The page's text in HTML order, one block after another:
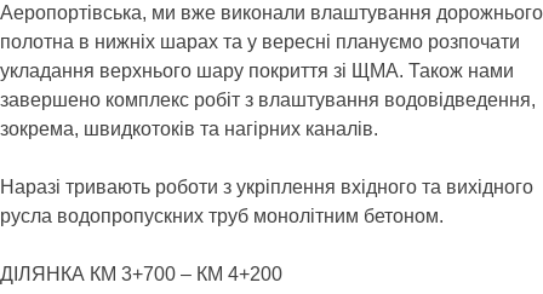
Аеропортівська, ми вже виконали влаштування дорожнього
полотна в нижніх шарах та у вересні плануємо розпочати
укладання верхнього шару покриття зі ЩМА. Також нами
завершено комплекс робіт з влаштування водовідведення,
зокрема, швидкотоків та нагірних каналів.
Наразі тривають роботи з укріплення вхідного та вихідного
русла водопропускних труб монолітним бетоном.
ДІЛЯНКА КМ 3+700 – КМ 4+200